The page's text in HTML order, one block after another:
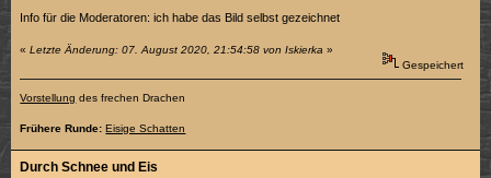
Info für die Moderatoren: ich habe das Bild selbst gezeichnet
«Letzte Änderung: 07. August 2020, 21:54:58 von Iskierka »
Gespeichert
Vorstellung des frechen Drachen
Frühere Runde: Eisige Schatten
Durch Schnee und Eis